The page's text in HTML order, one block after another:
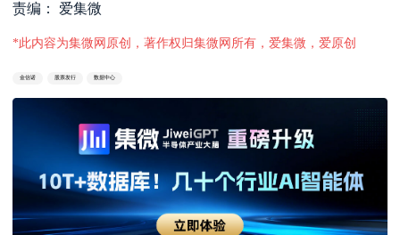
责编： 爱集微
*此内容为集微网原创，著作权归集微网所有，爱集微，爱原创
金信诺 股票发行 数据中心